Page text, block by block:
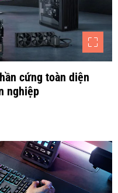
cứng toàn diện
nghiệp